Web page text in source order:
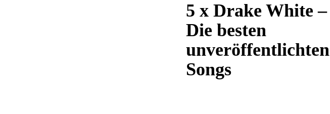
5 x Drake White –
Die besten
unveröffentlichten
Songs